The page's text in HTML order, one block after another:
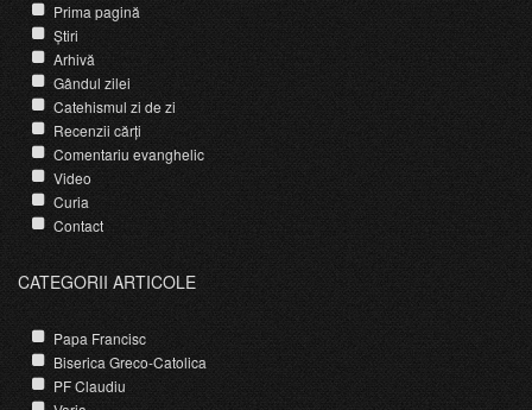
Prima pagină
Știri
Arhivă
Gândul zilei
Catehismul zi de zi
Recenzii cărți
Comentariu evanghelic
Video
Curia
Contact
CATEGORII ARTICOLE
Papa Francisc
Biserica Greco-Catolica
PF Claudiu